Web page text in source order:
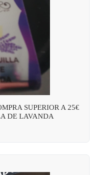
SUPERIOR A 25€
DE LAVANDA